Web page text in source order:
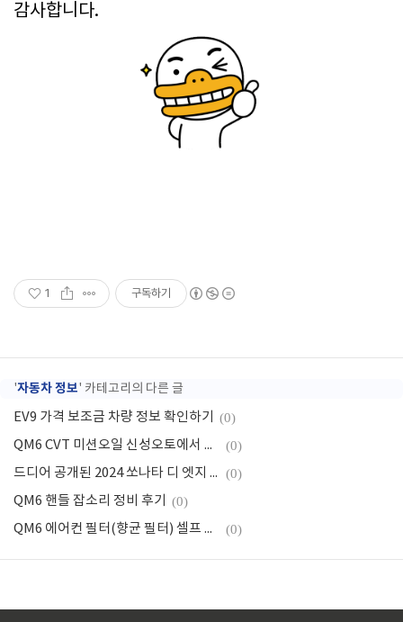
감사합니다.
1 구독하기
'자동차 정보' 카테고리의 다른 글
EV9 가격 보조금 차량 정보 확인하기 (0)
QM6 CVT 미션오일 신성오토에서 교체 (0)
드디어 공개된 2024 쏘나타 디 엣지 간략히 살펴보기 (0)
QM6 핸들 잡소리 정비 후기 (0)
QM6 에어컨 필터(향균 필터) 셀프 교체기 (0)